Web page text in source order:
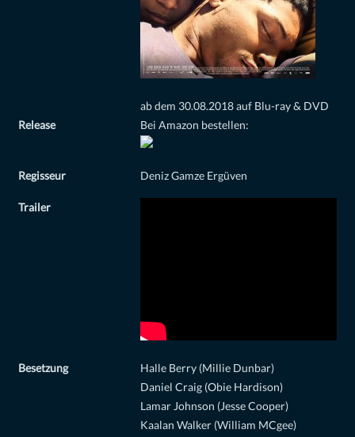
Release
ab dem 30.08.2018 auf Blu-ray & DVD
Bei Amazon bestellen:
Regisseur Deniz Gamze Ergüven
Trailer
Besetzung
Halle Berry (Millie Dunbar)
Daniel Craig (Obie Hardison)
Lamar Johnson (Jesse Cooper)
Kaalan Walker (William MCgee)